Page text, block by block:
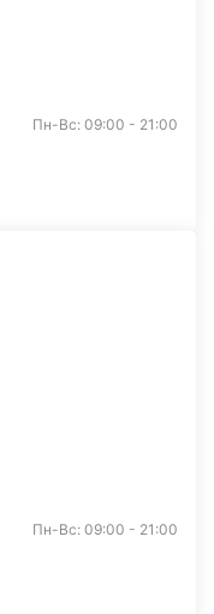
Пн-Вс: 09:00 - 21:00
Пн-Вс: 09:00 - 21:00